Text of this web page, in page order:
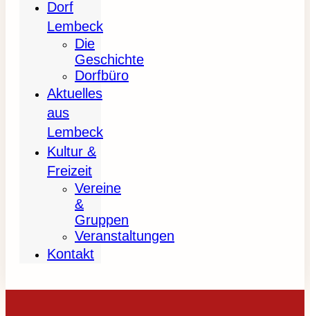
Dorf
Lembeck
Die
Geschichte
Dorfbüro
Aktuelles
aus
Lembeck
Kultur &
Freizeit
Vereine
&
Gruppen
Veranstaltungen
Kontakt